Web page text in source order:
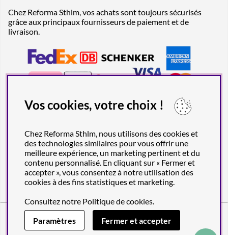
Chez Reforma Sthlm, vos achats sont toujours sécurisés
grâce aux principaux fournisseurs de paiement et de
livraison.
Reforma Sthlm AB (org. no. 556849-2606)
Engelbrektsgatan 29
(Note! Postal address only), SE-114 32
STOCKHOLM, Sweden
Vos cookies, votre choix !
Chez Reforma Sthlm, nous utilisons des cookies et
des technologies similaires pour vous offrir une
meilleure expérience, un marketing pertinent et du
contenu personnalisé. En cliquant sur « Fermer et
accepter », vous consentez à notre utilisation des
cookies à des fins statistiques et marketing.
Consultez notre Politique de cookies.
Paramètres
Fermer et accepter